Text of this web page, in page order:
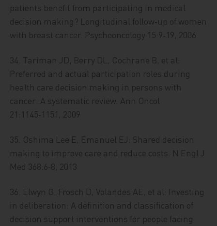
patients benefit from participating in medical
decision making? Longitudinal follow‑up of women
with breast cancer. Psychooncology 15:9‑19, 2006
34. Tariman JD, Berry DL, Cochrane B, et al:
Preferred and actual participation roles during
health care decision making in persons with
cancer: A systematic review. Ann Oncol
21:1145‑1151, 2009
35. Oshima Lee E, Emanuel EJ: Shared decision
making to improve care and reduce costs. N Engl J
Med 368:6‑8, 2013
36. Elwyn G, Frosch D, Volandes AE, et al: Investing
in deliberation: A definition and classification of
decision support interventions for people facing